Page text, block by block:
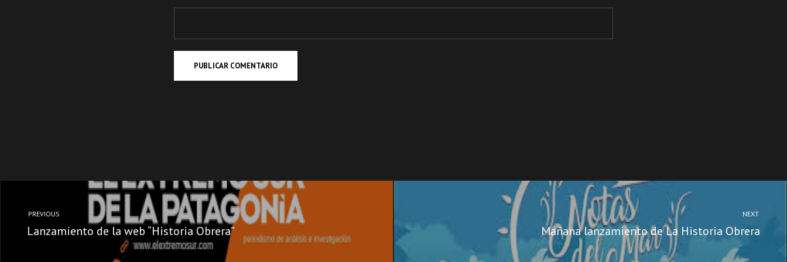
PREVIOUS
Lanzamiento de la web “Historia Obrera”
NEXT
Mañana lanzamiento de La Historia Obrera